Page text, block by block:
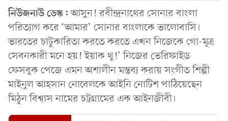
নিউজনাউ ডেস্ক:আসুন! রবীন্দ্রনাথের সোনার বাংলা
পরিত্যাগ করে ‘আমার’ সোনার বাংলাকে ভালোবাসি।
ভারতের চাটুকারিতা করতে করতে এখন নিজেকে গো-মূত্র
সেবনকারী মনে হয়! ইয়াক থু!’ নিজের ভেরিফাইড
ফেসবুক পেজে এমন অশালীন মন্তব্য করায় সংগীত শিল্পী
মাইনুল আহসান নোবেলকে আইনি নোটিশ পাঠিয়েছেন
মিঠুন বিশ্বাস নামের চট্টগ্রামের এক আইনজীবী।